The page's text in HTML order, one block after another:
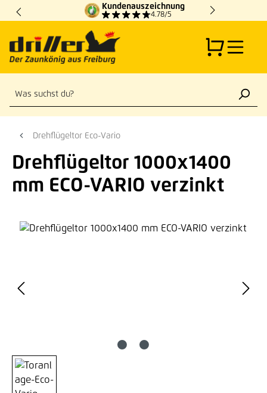
Zum Hauptinhalt springen
Kundenauszeichnung
4.78/5
Drehflügeltor Eco-Vario
Drehflügeltor 1000x1400
mm ECO-VARIO verzinkt
Bildergalerie überspringen